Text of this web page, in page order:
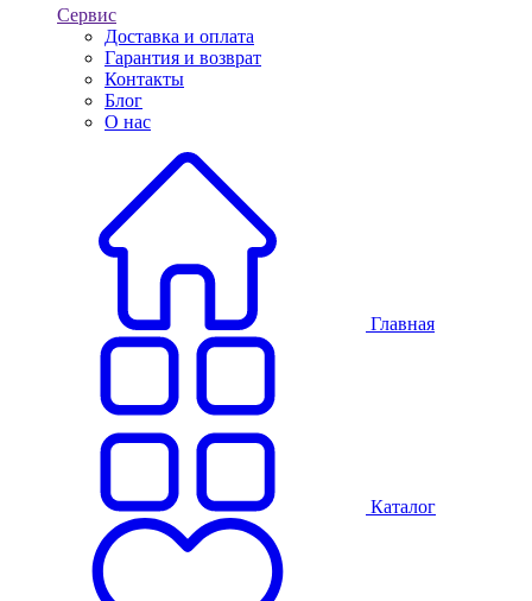
Сервис
Доставка и оплата
Гарантия и возврат
Контакты
Блог
О нас
Главная
Каталог